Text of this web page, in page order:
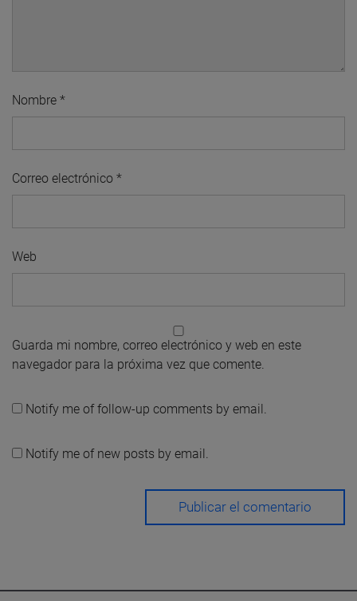
Nombre *
Correo electrónico *
Web
Guarda mi nombre, correo electrónico y web en este
navegador para la próxima vez que comente.
Notify me of follow-up comments by email.
Notify me of new posts by email.